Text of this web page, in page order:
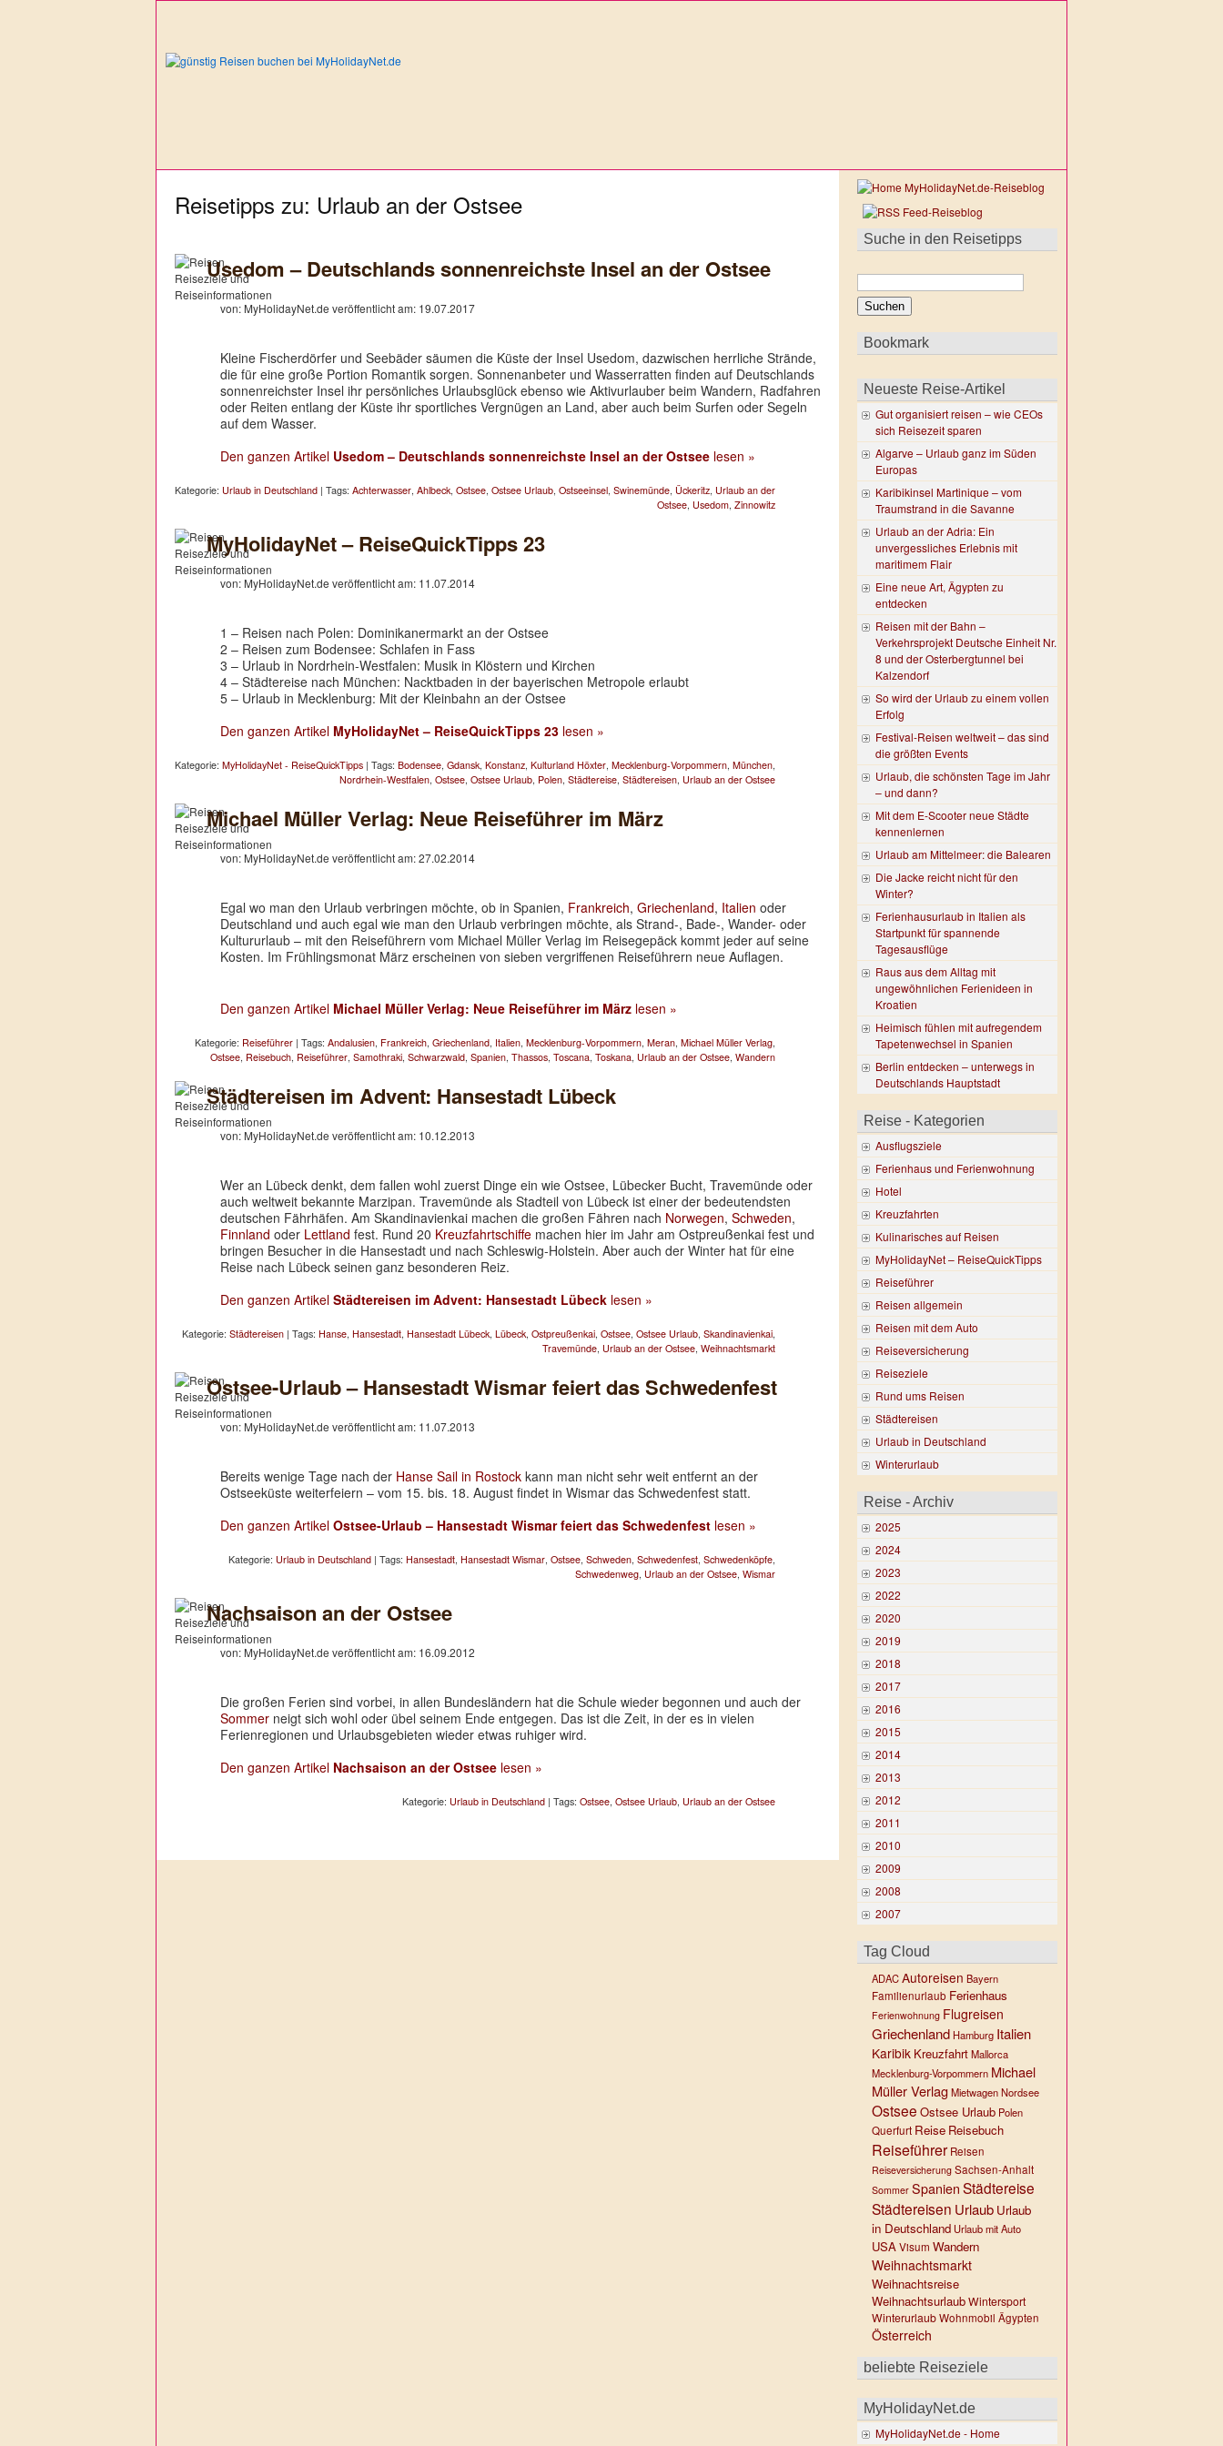
Reisetipps zu: Urlaub an der Ostsee
Usedom – Deutschlands sonnenreichste Insel an der Ostsee
von: MyHolidayNet.de veröffentlicht am: 19.07.2017
Kleine Fischerdörfer und Seebäder säumen die Küste der Insel Usedom, dazwischen herrliche Strände,
die für eine große Portion Romantik sorgen. Sonnenanbeter und Wasserratten finden auf Deutschlands
sonnenreichster Insel ihr persönliches Urlaubsglück ebenso wie Aktivurlauber beim Wandern, Radfahren
oder Reiten entlang der Küste ihr sportliches Vergnügen an Land, aber auch beim Surfen oder Segeln
auf dem Wasser.
Den ganzen Artikel Usedom – Deutschlands sonnenreichste Insel an der Ostsee lesen »
Kategorie: Urlaub in Deutschland | Tags: Achterwasser, Ahlbeck, Ostsee, Ostsee Urlaub, Ostseeinsel, Swinemünde, Ückeritz, Urlaub an der
Ostsee, Usedom, Zinnowitz
MyHolidayNet – ReiseQuickTipps 23
von: MyHolidayNet.de veröffentlicht am: 11.07.2014
1 – Reisen nach Polen: Dominikanermarkt an der Ostsee
2 – Reisen zum Bodensee: Schlafen in Fass
3 – Urlaub in Nordrhein-Westfalen: Musik in Klöstern und Kirchen
4 – Städtereise nach München: Nacktbaden in der bayerischen Metropole erlaubt
5 – Urlaub in Mecklenburg: Mit der Kleinbahn an der Ostsee
Den ganzen Artikel MyHolidayNet – ReiseQuickTipps 23 lesen »
Kategorie: MyHolidayNet - ReiseQuickTipps | Tags: Bodensee, Gdansk, Konstanz, Kulturland Höxter, Mecklenburg-Vorpommern, München,
Nordrhein-Westfalen, Ostsee, Ostsee Urlaub, Polen, Städtereise, Städtereisen, Urlaub an der Ostsee
Michael Müller Verlag: Neue Reiseführer im März
von: MyHolidayNet.de veröffentlicht am: 27.02.2014
Egal wo man den Urlaub verbringen möchte, ob in Spanien, Frankreich, Griechenland, Italien oder
Deutschland und auch egal wie man den Urlaub verbringen möchte, als Strand-, Bade-, Wander- oder
Kultururlaub – mit den Reiseführern vom Michael Müller Verlag im Reisegepäck kommt jeder auf seine
Kosten. Im Frühlingsmonat März erscheinen von sieben vergriffenen Reiseführern neue Auflagen.
Den ganzen Artikel Michael Müller Verlag: Neue Reiseführer im März lesen »
Kategorie: Reiseführer | Tags: Andalusien, Frankreich, Griechenland, Italien, Mecklenburg-Vorpommern, Meran, Michael Müller Verlag,
Ostsee, Reisebuch, Reiseführer, Samothraki, Schwarzwald, Spanien, Thassos, Toscana, Toskana, Urlaub an der Ostsee, Wandern
Städtereisen im Advent: Hansestadt Lübeck
von: MyHolidayNet.de veröffentlicht am: 10.12.2013
Wer an Lübeck denkt, dem fallen wohl zuerst Dinge ein wie Ostsee, Lübecker Bucht, Travemünde oder
auch weltweit bekannte Marzipan. Travemünde als Stadteil von Lübeck ist einer der bedeutendsten
deutschen Fährhäfen. Am Skandinavienkai machen die großen Fähren nach Norwegen, Schweden,
Finnland oder Lettland fest. Rund 20 Kreuzfahrtschiffe machen hier im Jahr am Ostpreußenkai fest und
bringen Besucher in die Hansestadt und nach Schleswig-Holstein. Aber auch der Winter hat für eine
Reise nach Lübeck seinen ganz besonderen Reiz.
Den ganzen Artikel Städtereisen im Advent: Hansestadt Lübeck lesen »
Kategorie: Städtereisen | Tags: Hanse, Hansestadt, Hansestadt Lübeck, Lübeck, Ostpreußenkai, Ostsee, Ostsee Urlaub, Skandinavienkai,
Travemünde, Urlaub an der Ostsee, Weihnachtsmarkt
Ostsee-Urlaub – Hansestadt Wismar feiert das Schwedenfest
von: MyHolidayNet.de veröffentlicht am: 11.07.2013
Bereits wenige Tage nach der Hanse Sail in Rostock kann man nicht sehr weit entfernt an der
Ostseeküste weiterfeiern – vom 15. bis. 18. August findet in Wismar das Schwedenfest statt.
Den ganzen Artikel Ostsee-Urlaub – Hansestadt Wismar feiert das Schwedenfest lesen »
Kategorie: Urlaub in Deutschland | Tags: Hansestadt, Hansestadt Wismar, Ostsee, Schweden, Schwedenfest, Schwedenköpfe,
Schwedenweg, Urlaub an der Ostsee, Wismar
Nachsaison an der Ostsee
von: MyHolidayNet.de veröffentlicht am: 16.09.2012
Die großen Ferien sind vorbei, in allen Bundesländern hat die Schule wieder begonnen und auch der
Sommer neigt sich wohl oder übel seinem Ende entgegen. Das ist die Zeit, in der es in vielen
Ferienregionen und Urlaubsgebieten wieder etwas ruhiger wird.
Den ganzen Artikel Nachsaison an der Ostsee lesen »
Kategorie: Urlaub in Deutschland | Tags: Ostsee, Ostsee Urlaub, Urlaub an der Ostsee
Suche in den Reisetipps
Bookmark
Neueste Reise-Artikel
Gut organisiert reisen – wie CEOs
sich Reisezeit sparen
Algarve – Urlaub ganz im Süden
Europas
Karibikinsel Martinique – vom
Traumstrand in die Savanne
Urlaub an der Adria: Ein
unvergessliches Erlebnis mit
maritimem Flair
Eine neue Art, Ägypten zu
entdecken
Reisen mit der Bahn –
Verkehrsprojekt Deutsche Einheit Nr.
8 und der Osterbergtunnel bei
Kalzendorf
So wird der Urlaub zu einem vollen
Erfolg
Festival-Reisen weltweit – das sind
die größten Events
Urlaub, die schönsten Tage im Jahr
– und dann?
Mit dem E-Scooter neue Städte
kennenlernen
Urlaub am Mittelmeer: die Balearen
Die Jacke reicht nicht für den
Winter?
Ferienhausurlaub in Italien als
Startpunkt für spannende
Tagesausflüge
Raus aus dem Alltag mit
ungewöhnlichen Ferienideen in
Kroatien
Heimisch fühlen mit aufregendem
Tapetenwechsel in Spanien
Berlin entdecken – unterwegs in
Deutschlands Hauptstadt
Reise - Kategorien
Ausflugsziele
Ferienhaus und Ferienwohnung
Hotel
Kreuzfahrten
Kulinarisches auf Reisen
MyHolidayNet – ReiseQuickTipps
Reiseführer
Reisen allgemein
Reisen mit dem Auto
Reiseversicherung
Reiseziele
Rund ums Reisen
Städtereisen
Urlaub in Deutschland
Winterurlaub
Reise - Archiv
2025
2024
2023
2022
2020
2019
2018
2017
2016
2015
2014
2013
2012
2011
2010
2009
2008
2007
Tag Cloud
ADACAutoreisen Bayern
Familienurlaub Ferienhaus
Ferienwohnung Flugreisen
Griechenland Hamburg Italien
Karibik KreuzfahrtMallorca
Mecklenburg-Vorpommern Michael
Müller VerlagMietwagenNordsee
Ostsee Ostsee Urlaub Polen
Querfurt Reise Reisebuch
Reiseführer Reisen
Reiseversicherung Sachsen-Anhalt
Sommer Spanien Städtereise
Städtereisen Urlaub Urlaub
in Deutschland Urlaub mit Auto
USAVisum Wandern
Weihnachtsmarkt
Weihnachtsreise
WeihnachtsurlaubWintersport
WinterurlaubWohnmobil Ägypten
Österreich
beliebte Reiseziele
MyHolidayNet.de
MyHolidayNet.de - Home